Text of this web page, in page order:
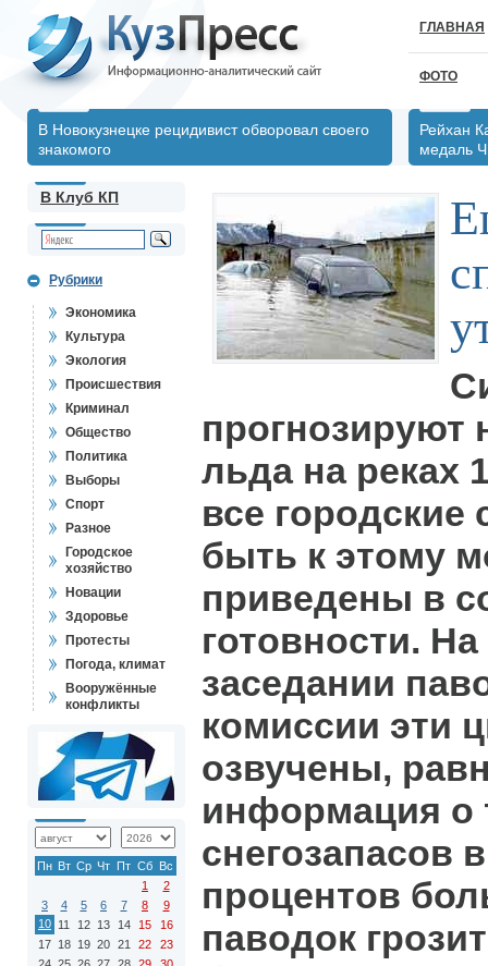
ГЛАВНАЯ
ФОТО
В Новокузнецке рецидивист обворовал своего
знакомого
Рейхан
медаль
В Клуб КП
Рубрики
Экономика
Культура
Экология
Происшествия
Криминал
Общество
Политика
Выборы
Спорт
Разное
Городское
хозяйство
Новации
Здоровье
Протесты
Погода, климат
Вооружённые
конфликты
Пн Вт Ср Чт Пт Сб Вс
1
2
3
4 5 6 7 8
9
10 11 12 13 14 15
16
17 18 19 20 21 22
23
прогнозируют
льда на реках
все
быть к этому
приведены в
готовности.
заседании
комиссии эти
озвучены,
информация о
снегозапасов
процентов
паводок